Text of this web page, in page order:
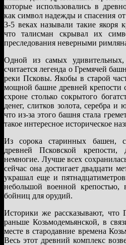
которые использовались в
как символ надежды и спасения
3-5 веках называли такие якоря
что талисман скрывал их
преследования неверными
Одной из самых удивительных,
считается легенда о Гремячей
реки Псковы. Якобы в старой
мощной башне древней крепости
схроне столько сокрытого
денег, слитков золота, серебра и
что из-за этого башня стала
такое интересное историческое
Из сорока старинных башен,
древней Псковской
немногие. Лучше всех
сейчас она достигает двадцати
украшал еще и
небольшой военной крепостью,
бойниц для орудий.
Историки же рассказывают, что
раньше Козьмодемьянской, в
месте в стародавние времена
Весь этот древний комплекс